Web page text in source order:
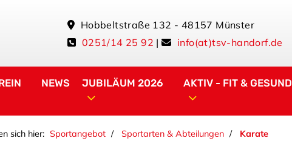
Hobbeltstraße 132 - 48157 Münster
0251/14 25 92 | info(at)tsv-handorf.de
NEWS JUBILÄUM 2026 AKTIV - FIT & GESUND
sich hier: Sportangebot Sportarten & Abteilungen Karate